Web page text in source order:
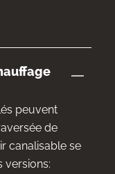
peuvent
de
canalisable se
versions: